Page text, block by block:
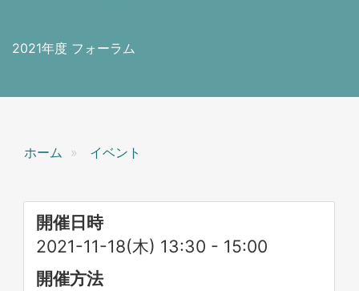
2021年度 フォーラム
ホーム イベント
開催日時
2021-11-18(木) 13:30 - 15:00
開催方法